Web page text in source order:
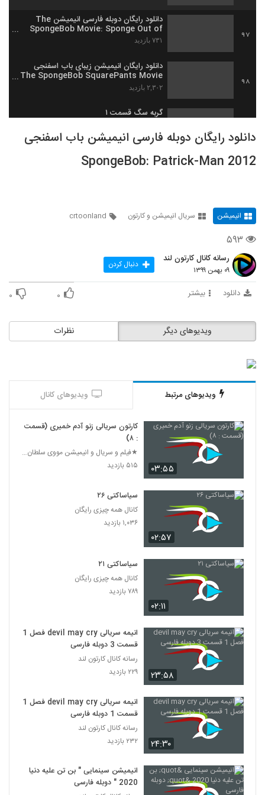
97
دانلود رایگان دوبله فارسی انیمیشن The
SpongeBob Movie: Sponge Out of
Water 2015
۷۳۱ بازدید
98
دانلود رایگان انیمیشن زیبای باب اسفنجی
The SpongeBob SquarePants Movie
2004
۲,۳۰۲ بازدید
گربه سگ قسمت ۱
گربه سگ قسمت ۲
101
۲۵۳ بازدید
102
گربه سگ قسمت ۴
104
گربه سگ قسمت ۸
گربه سگ قسمت ۹
گربه سگ قسمت ۱۰
۲۵۵ بازدید
گربه سگ قسمت 11
110
گربه سگ قسمت 12
گربه سگ قسمت 14
۲۸۰ بازدید
گربه سگ قسمت 15
113
گربه سگ قسمت 16
۲۷۰ بازدید
دانلود رایگان دوبله فارسی انیمیشن باب اسفنجی
SpongeBob: Patrick-Man 2012
انیمیشن سریال انیمیشن و کارتون crtoonland
۵۹۳
رسانه کانال کارتون لند
۰۹ بهمن ۱۳۹۹ دنبال کردن
دانلود بیشتر ۰ ۰
نظرات ویدیوهای دیگر
ویدیوهای مرتبط ویدیوهای کانال
۰۳:۵۵
کارتون سریالی زنو آدم خمیری (قسمت
: ۸)
★فیلم و سریال و انیمیشن مووی سلطان 24★
۵۱۵ بازدید
۰۲:۵۷
سیاساکتی ۲۶
کانال همه چیزی رایگان
۱,۰۳۶ بازدید
۰۲:۱۱
سیاساکتی ۲۱
کانال همه چیزی رایگان
۷۸۹ بازدید
۲۳:۵۸
انیمه سریالی devil may cry فصل 1
قسمت 3 دوبله فارسی
رسانه کانال کارتون لند
۲۲۹ بازدید
۲۴:۳۰
انیمه سریالی devil may cry فصل 1
قسمت 1 دوبله فارسی
رسانه کانال کارتون لند
۲۳۲ بازدید
انیمیشن سینمایی " بن تن علیه دنیا
2020 " دوبله فارسی